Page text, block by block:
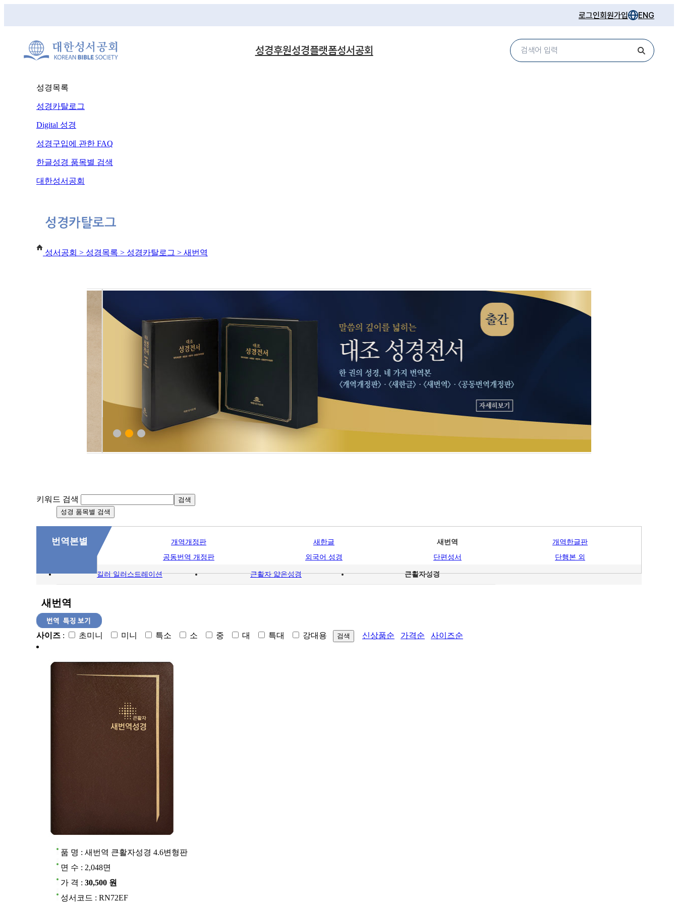
로그인회원가입 ENG
성경후원성경플랫폼성서공회
성경목록
성경카탈로그
Digital 성경
성경구입에 관한 FAQ
한글성경 품목별 검색
대한성서공회
성서공회 > 성경목록 > 성경카탈로그 > 새번역
키워드 검색
번역본별 개역개정판 새한글 새번역
개역한글판
공동번역 개정판
외국어 성경 단편성서 단행본 외
컬러 일러스트레이션 큰활자 얇은성경 큰활자성경
새번역
사이즈 : 초미니 미니 특소 소 중 대 특대 강대용 신상품순 가격순 사이즈순
품 명 : 새번역 큰활자성경 4.6변형판
면 수 : 2,048면
가 격 : 30,500 원
성서코드 : RN72EF